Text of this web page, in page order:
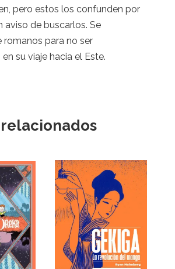
pero estos los confunden por
aviso de buscarlos. Se
romanos para no ser
su viaje hacia el Este.